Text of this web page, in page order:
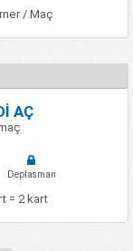
/ Maç
AÇ
Deplasman
= 2 kart